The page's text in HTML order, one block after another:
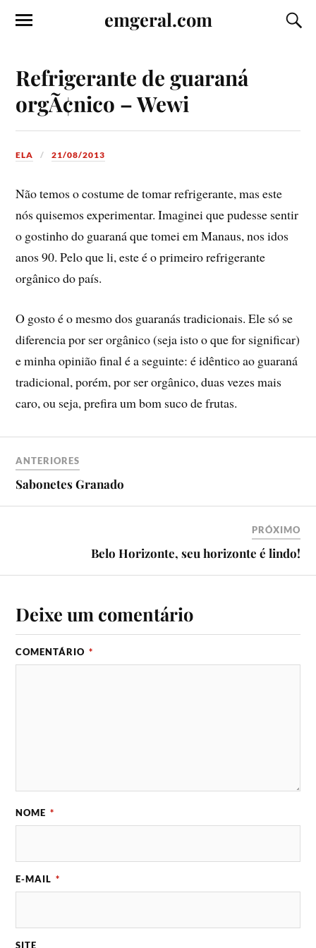
emgeral.com
Refrigerante de guaraná
orgÃ¢nico – Wewi
ELA 21/08/2013
Não temos o costume de tomar refrigerante, mas este
nós quisemos experimentar. Imaginei que pudesse sentir
o gostinho do guaraná que tomei em Manaus, nos idos
anos 90. Pelo que li, este é o primeiro refrigerante
orgânico do paí­s.
O gosto é o mesmo dos guaranás tradicionais. Ele só se
diferencia por ser orgânico (seja isto o que for significar)
e minha opinião final é a seguinte: é idêntico ao guaraná
tradicional, porém, por ser orgânico, duas vezes mais
caro, ou seja, prefira um bom suco de frutas.
ANTERIORES
Sabonetes Granado
PRÓXIMO
Belo Horizonte, seu horizonte é lindo!
Deixe um comentário
COMENTÁRIO *
NOME *
E-MAIL *
SITE